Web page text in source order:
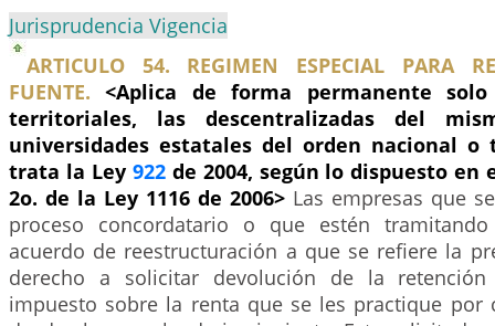
Jurisprudencia Vigencia
ARTICULO 54. REGIMEN ESPECIAL PARA
FUENTE. <Aplica de forma permanente
territoriales, las descentralizadas del
universidades estatales del orden nacional
trata la Ley 922de 2004, según lo dispuesto
2o. de la Ley 1116 de 2006> Las empresas que
proceso concordatario o que estén
acuerdo de reestructuración a que se refiere la
derecho a solicitar devolución de la
impuesto sobre la renta que se les practique por